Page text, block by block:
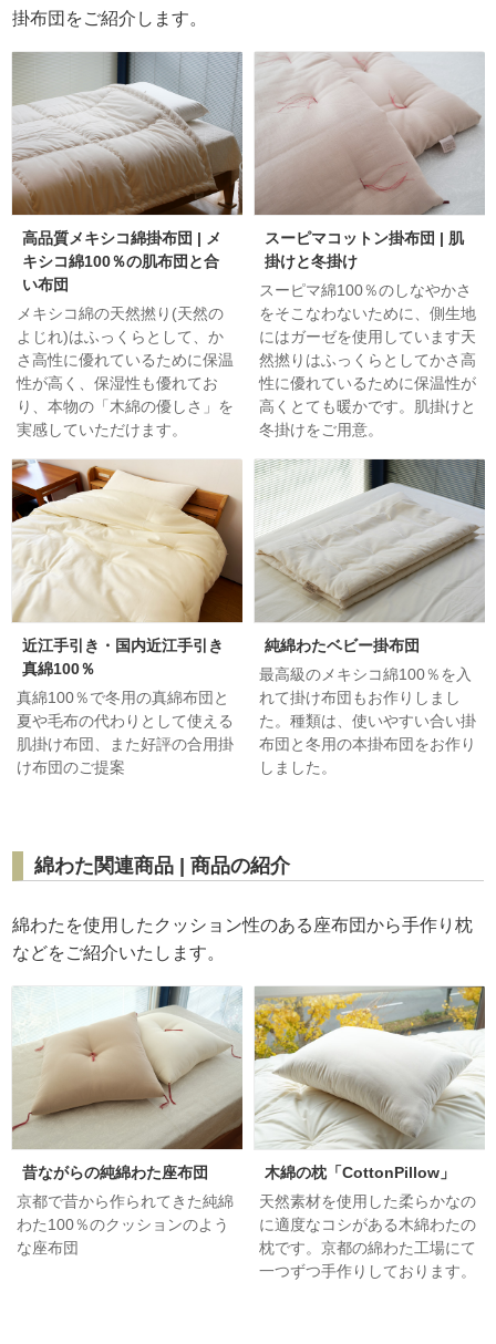
掛布団をご紹介します。
高品質メキシコ綿掛布団 | メ
キシコ綿100％の肌布団と合
い布団
メキシコ綿の天然撚り(天然の
よじれ)はふっくらとして、か
さ高性に優れているために保温
性が高く、保湿性も優れてお
り、本物の「木綿の優しさ」を
実感していただけます。
スーピマコットン掛布団 | 肌
掛けと冬掛け
スーピマ綿100％のしなやかさ
をそこなわないために、側生地
にはガーゼを使用しています天
然撚りはふっくらとしてかさ高
性に優れているために保温性が
高くとても暖かです。肌掛けと
冬掛けをご用意。
近江手引き・国内近江手引き
真綿100％
真綿100％で冬用の真綿布団と
夏や毛布の代わりとして使える
肌掛け布団、また好評の合用掛
け布団のご提案
純綿わたベビー掛布団
最高級のメキシコ綿100％を入
れて掛け布団もお作りしまし
た。種類は、使いやすい合い掛
布団と冬用の本掛布団をお作り
しました。
綿わた関連商品 | 商品の紹介
綿わたを使用したクッション性のある座布団から手作り枕
などをご紹介いたします。
昔ながらの純綿わた座布団
京都で昔から作られてきた純綿
わた100％のクッションのよう
な座布団
木綿の枕「CottonPillow」
天然素材を使用した柔らかなの
に適度なコシがある木綿わたの
枕です。京都の綿わた工場にて
一つずつ手作りしております。